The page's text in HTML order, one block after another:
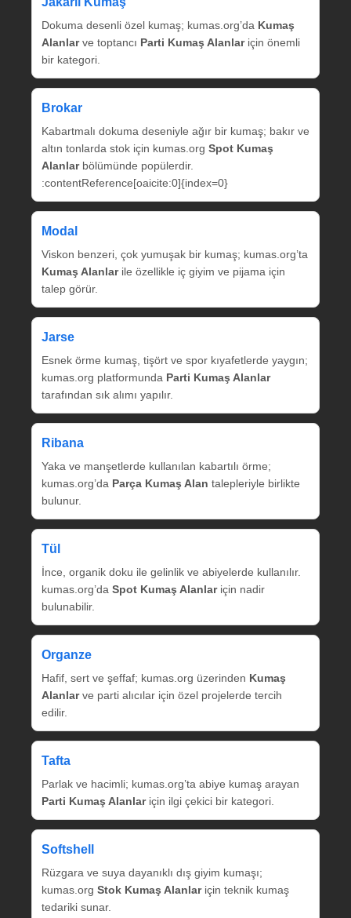
Dokuma desenli özel kumaş; kumas.org’da Kumaş
Alanlarve toptancı Parti Kumaş Alanlariçin önemli
bir kategori.
Brokar
Kabartmalı dokuma deseniyle ağır bir kumaş; bakır ve
altın tonlarda stok için kumas.org Spot Kumaş
Alanlarbölümünde popülerdir.
:contentReference[oaicite:0]{index=0}
Modal
Viskon benzeri, çok yumuşak bir kumaş; kumas.org’ta
Kumaş Alanlarile özellikle iç giyim ve pijama için
talep görür.
Jarse
Esnek örme kumaş, tişört ve spor kıyafetlerde yaygın;
kumas.org platformunda Parti Kumaş Alanlar
tarafından sık alımı yapılır.
Ribana
Yaka ve manşetlerde kullanılan kabartılı örme;
kumas.org’da Parça Kumaş Alan talepleriyle birlikte
bulunur.
Tül
İnce, organik doku ile gelinlik ve abiyelerde kullanılır.
kumas.org’da Spot Kumaş Alanlariçin nadir
bulunabilir.
Organze
Hafif, sert ve şeffaf; kumas.org üzerinden Kumaş
Alanlarve parti alıcılar için özel projelerde tercih
edilir.
Tafta
Parlak ve hacimli; kumas.org’ta abiye kumaş arayan
Parti Kumaş Alanlariçin ilgi çekici bir kategori.
Softshell
Rüzgara ve suya dayanıklı dış giyim kumaşı;
kumas.org Stok Kumaş Alanlariçin teknik kumaş
tedariki sunar.